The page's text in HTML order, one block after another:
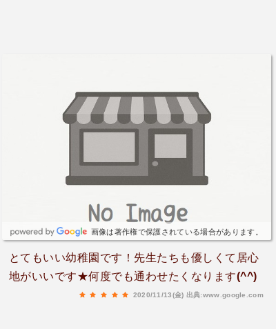
画像は著作権で保護されている場合があります。
とてもいい幼稚園です！先生たちも優しくて居心
地がいいです★何度でも通わせたくなります(^^)
2020/11/13(金) 出典:www.google.com